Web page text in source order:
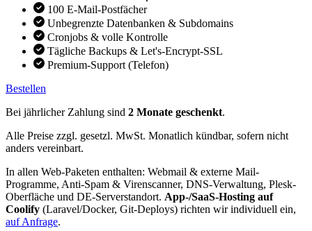
100 E-Mail-Postfächer
Unbegrenzte Datenbanken & Subdomains
Cronjobs & volle Kontrolle
Tägliche Backups & Let's-Encrypt-SSL
Premium-Support (Telefon)
Bestellen
Bei jährlicher Zahlung sind 2 Monate geschenkt.
Alle Preise zzgl. gesetzl. MwSt. Monatlich kündbar, sofern nicht
anders vereinbart.
In allen Web-Paketen enthalten: Webmail & externe Mail-
Programme, Anti-Spam & Virenscanner, DNS-Verwaltung, Plesk-
Oberfläche und DE-Serverstandort. App-/SaaS-Hosting auf
Coolify (Laravel/Docker, Git-Deploys) richten wir individuell ein,
auf Anfrage.